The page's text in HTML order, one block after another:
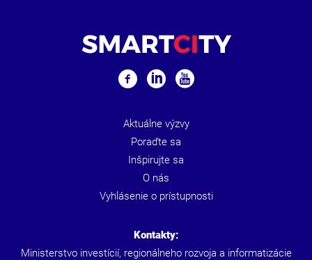
Aktuálne výzvy
Poraďte sa
Inšpirujte sa
O nás
Vyhlásenie o prístupnosti
Kontakty:
Ministerstvo investícií, regionálneho rozvoja a informatizácie